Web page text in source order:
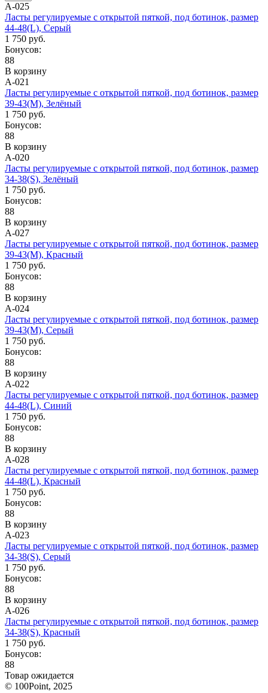
А-025
Ласты регулируемые с открытой пяткой, под ботинок, размер
44-48(L), Серый
1 750 руб.
Бонусов:
88
В корзину
А-021
Ласты регулируемые с открытой пяткой, под ботинок, размер
39-43(M), Зелёный
1 750 руб.
Бонусов:
88
В корзину
А-020
Ласты регулируемые с открытой пяткой, под ботинок, размер
34-38(S), Зелёный
1 750 руб.
Бонусов:
88
В корзину
А-027
Ласты регулируемые с открытой пяткой, под ботинок, размер
39-43(M), Красный
1 750 руб.
Бонусов:
88
В корзину
А-024
Ласты регулируемые с открытой пяткой, под ботинок, размер
39-43(M), Серый
1 750 руб.
Бонусов:
88
В корзину
А-022
Ласты регулируемые с открытой пяткой, под ботинок, размер
44-48(L), Синий
1 750 руб.
Бонусов:
88
В корзину
А-028
Ласты регулируемые с открытой пяткой, под ботинок, размер
44-48(L), Красный
1 750 руб.
Бонусов:
88
В корзину
А-023
Ласты регулируемые с открытой пяткой, под ботинок, размер
34-38(S), Серый
1 750 руб.
Бонусов:
88
В корзину
А-026
Ласты регулируемые с открытой пяткой, под ботинок, размер
34-38(S), Красный
1 750 руб.
Бонусов:
88
Товар ожидается
© 100Point, 2025